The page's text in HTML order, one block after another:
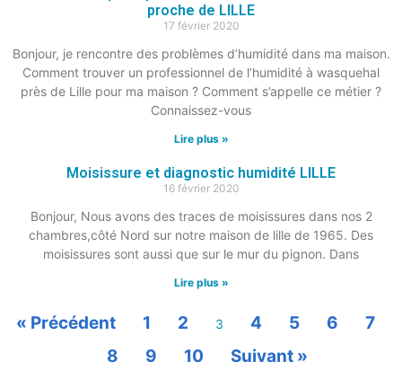
proche de LILLE
17 février 2020
Bonjour, je rencontre des problèmes d’humidité dans ma maison.
Comment trouver un professionnel de l’humidité à wasquehal
près de Lille pour ma maison ? Comment s’appelle ce métier ?
Connaissez-vous
Lire plus »
Moisissure et diagnostic humidité LILLE
16 février 2020
Bonjour, Nous avons des traces de moisissures dans nos 2
chambres,côté Nord sur notre maison de lille de 1965. Des
moisissures sont aussi que sur le mur du pignon. Dans
Lire plus »
« Précédent 1 2 3 4 5 6
7
8
9 10 Suivant »